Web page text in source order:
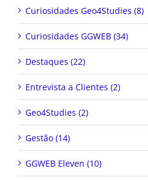
Curiosidades Geo4Studies (8)
Curiosidades GGWEB (34)
Destaques (22)
Entrevista a Clientes (2)
Geo4Studies (2)
Gestão (14)
GGWEB Eleven (10)